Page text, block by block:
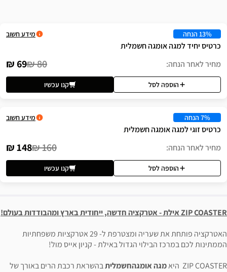
חשמלית
חשמלית
האטרקציה פותחת את שעריה ומצטרפת ל- 29 אטרקציות משפחתיות
הגדול באילת - קניון אייס מול!
אומגהחשמליתבהשראת רכבת הרים באורך של